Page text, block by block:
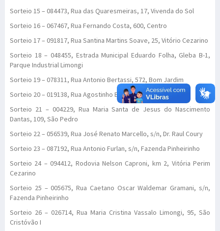
Sorteio 15 – 084473, Rua das Quaresmeiras, 17, Vivenda do Sol
Sorteio 16 – 067467, Rua Fernando Costa, 600, Centro
Sorteio 17 – 091817, Rua Santina Martins Soave, 25, Vitório Cezarino
Sorteio 18 – 048455, Estrada Municipal Eduardo Folha, Gleba B-1,
Parque Industrial Limongi
Sorteio 19 – 078311, Rua Antonio Bertassi, 572, Bom Jardim
Sorteio 20 – 019138, Rua Agostinho Begiato, s/n, Santa Maria
Sorteio 21 – 004229, Rua Maria Santa de Jesus do Nascimento
Dantas, 109, São Pedro
Sorteio 22 – 056539, Rua José Renato Marcello, s/n, Dr. Raul Coury
Sorteio 23 – 087192, Rua Antonio Furlan, s/n, Fazenda Pinheirinho
Sorteio 24 – 094412, Rodovia Nelson Caproni, km 2, Vitória Perim
Cezarino
Sorteio 25 – 005675, Rua Caetano Oscar Waldemar Gramani, s/n,
Fazenda Pinheirinho
Sorteio 26 – 026714, Rua Maria Cristina Vassalo Limongi, 95, São
Cristóvão I